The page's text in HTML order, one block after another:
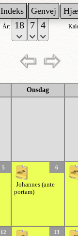
Indeks Genvej
År:
Onsdag
5 6
Johannes (ante
portam)
12 13